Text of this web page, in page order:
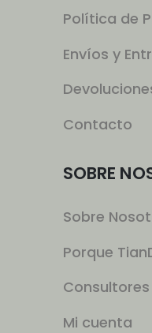
Política de
Envíos y
Contacto
SOBRE
Sobre
Porque
Mi cuenta